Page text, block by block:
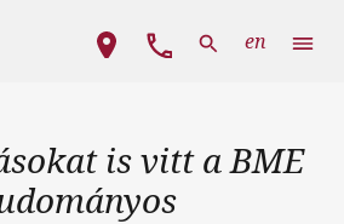
Fő navigáció
en
is vitt a BME